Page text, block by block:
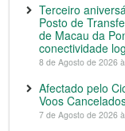
Terceiro
Posto de
de Macau da
conectividade
8 de Agosto de 2026
Afectado pelo
Voos
7 de Agosto de 2026